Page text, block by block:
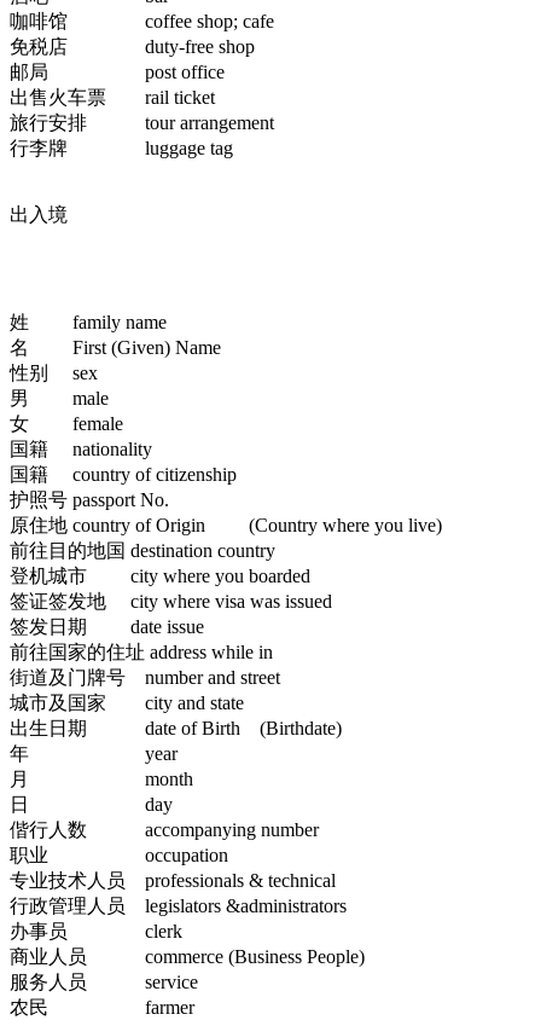
咖啡馆 coffee shop; cafe
免税店 duty-free shop
邮局 post office
出售火车票 rail ticket
旅行安排 tour arrangement
行李牌 luggage tag
出入境
姓 family name
名 First (Given) Name
性别 sex
男 male
女 female
国籍 nationality
国籍 country of citizenship
护照号 passport No.
原住地 country of Origin (Country where you live)
前往目的地国 destination country
登机城市 city where you boarded
签证签发地 city where visa was issued
签发日期 date issue
前往国家的住址 address while in
街道及门牌号 number and street
城市及国家 city and state
出生日期 date of Birth (Birthdate)
年 year
月 month
日 day
偕行人数 accompanying number
职业 occupation
专业技术人员 professionals & technical
行政管理人员 legislators &administrators
办事员 clerk
商业人员 commerce (Business People)
服务人员 service
农民 farmer